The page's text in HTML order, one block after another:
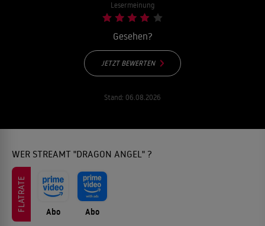
Lesermeinung
Gesehen?
JETZT BEWERTEN
Stand: 06.08.2026
WER STREAMT "DRAGON ANGEL" ?
FLATRATE Abo Abo